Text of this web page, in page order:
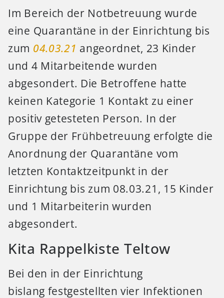
Im Bereich der Notbetreuung wurde
eine Quarantäne in der Einrichtung bis
zum 04.03.21 angeordnet, 23 Kinder
und 4 Mitarbeitende wurden
abgesondert. Die Betroffene hatte
keinen Kategorie 1 Kontakt zu einer
positiv getesteten Person. In der
Gruppe der Frühbetreuung erfolgte die
Anordnung der Quarantäne vom
letzten Kontaktzeitpunkt in der
Einrichtung bis zum 08.03.21, 15 Kinder
und 1 Mitarbeiterin wurden
abgesondert.
Kita Rappelkiste Teltow
Bei den in der Einrichtung
bislang festgestellten vier Infektionen